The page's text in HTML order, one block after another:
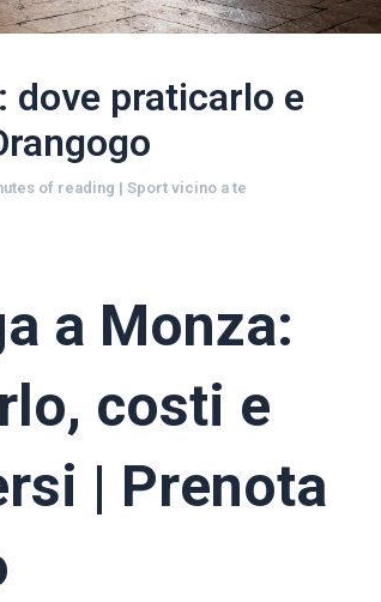
dove praticarlo e
of reading | Sport vicino a te
a Monza:
costi e
| Prenota